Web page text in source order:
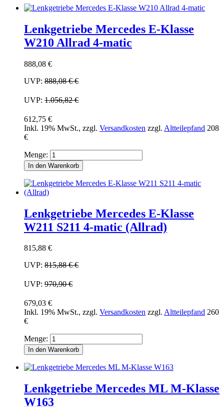
Lenkgetriebe Mercedes E-Klasse
W210 Allrad 4-matic
888,08 €
UVP: 888,08 €€
UVP: 1.056,82 €
612,75 €
Inkl. 19% MwSt., zzgl. Versandkosten zzgl. Altteilepfand 208
€
Menge:
In den Warenkorb
Lenkgetriebe Mercedes E-Klasse
W211 S211 4-matic (Allrad)
815,88 €
UVP: 815,88 €€
UVP: 970,90 €
679,03 €
Inkl. 19% MwSt., zzgl. Versandkosten zzgl. Altteilepfand 260
€
Menge:
In den Warenkorb
Lenkgetriebe Mercedes ML M-Klasse
W163